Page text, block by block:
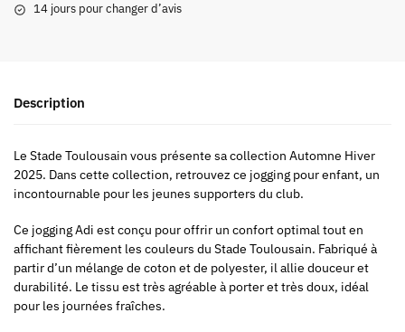
14 jours pour changer d’avis
Description
Le Stade Toulousain vous présente sa collection Automne Hiver
2025. Dans cette collection, retrouvez ce jogging pour enfant, un
incontournable pour les jeunes supporters du club.
Ce jogging Adi est conçu pour offrir un confort optimal tout en
affichant fièrement les couleurs du Stade Toulousain. Fabriqué à
partir d’un mélange de coton et de polyester, il allie douceur et
durabilité. Le tissu est très agréable à porter et très doux, idéal
pour les journées fraîches.